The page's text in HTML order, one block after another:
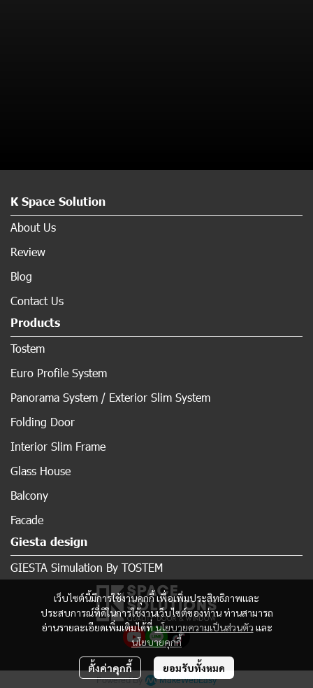
เว็บไซต์นี้มีการใช้งานคุกกี้ เพื่อเพิ่มประสิทธิภาพและ
ประสบการณ์ที่ดีในการใช้งานเว็บไซต์ของท่าน ท่านสามารถ
อ่านรายละเอียดเพิ่มเติมได้ที่นโยบายความเป็นส่วนตัว และ
นโยบายคุกกี้
ตั้งค่าคุกกี้ ยอมรับทั้งหมด
K Space Solution
About Us
Review
Blog
Contact Us
Products
Tostem
Euro Profile System
Panorama System / Exterior Slim System
Folding Door
Interior Slim Frame
Glass House
Balcony
Facade
Giesta design
GIESTA Simulation By TOSTEM
Powered By MakeWebEasy